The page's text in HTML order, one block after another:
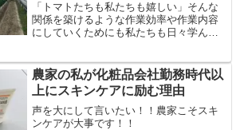
「トマトたちも私たちも嬉しい」そんな
関係を築けるような作業効率や作業内容
にしていくためにも私たちも日々学んで
農家の私が化粧品会社勤務時代以
上にスキンケアに励む理由
声を大にして言いたい！！農家こそスキ
ンケアが大事です！！